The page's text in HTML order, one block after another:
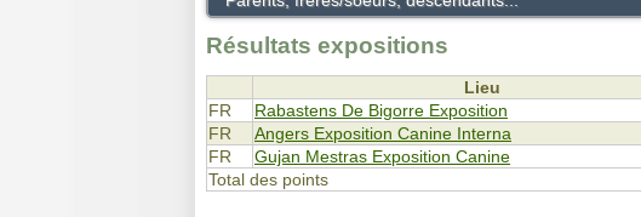
Résultats expositions
Lieu
FR
Rabastens De Bigorre Exposition
FR
Angers Exposition Canine Interna
FR
Gujan Mestras Exposition Canine
Total des points